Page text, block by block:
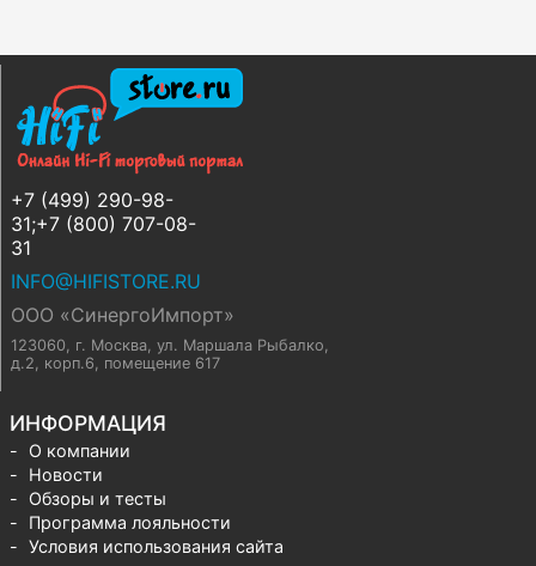
+7 (499) 290-98-
31;+7 (800) 707-08-
31
INFO@HIFISTORE.RU
ООО «СинергоИмпорт»
123060, г. Москва, ул. Маршала Рыбалко,
д.2, корп.6, помещение 617
ИНФОРМАЦИЯ
О компании
Новости
Обзоры и тесты
Программа лояльности
Условия использования сайта